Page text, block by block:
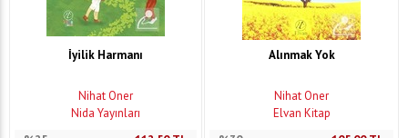
İyilik Harmanı
Nihat Öner
Nida Yayınları
Alınmak Yok
Nihat Öner
Elvan Kitap